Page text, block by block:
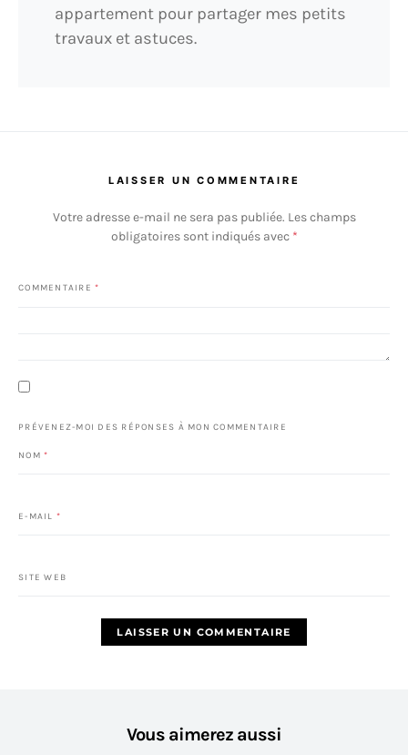
appartement pour partager mes petits
travaux et astuces.
LAISSER UN COMMENTAIRE
Votre adresse e-mail ne sera pas publiée. Les champs
obligatoires sont indiqués avec *
COMMENTAIRE *
PRÉVENEZ-MOI DES RÉPONSES À MON COMMENTAIRE
NOM *
E-MAIL *
SITE WEB
Vous aimerez aussi